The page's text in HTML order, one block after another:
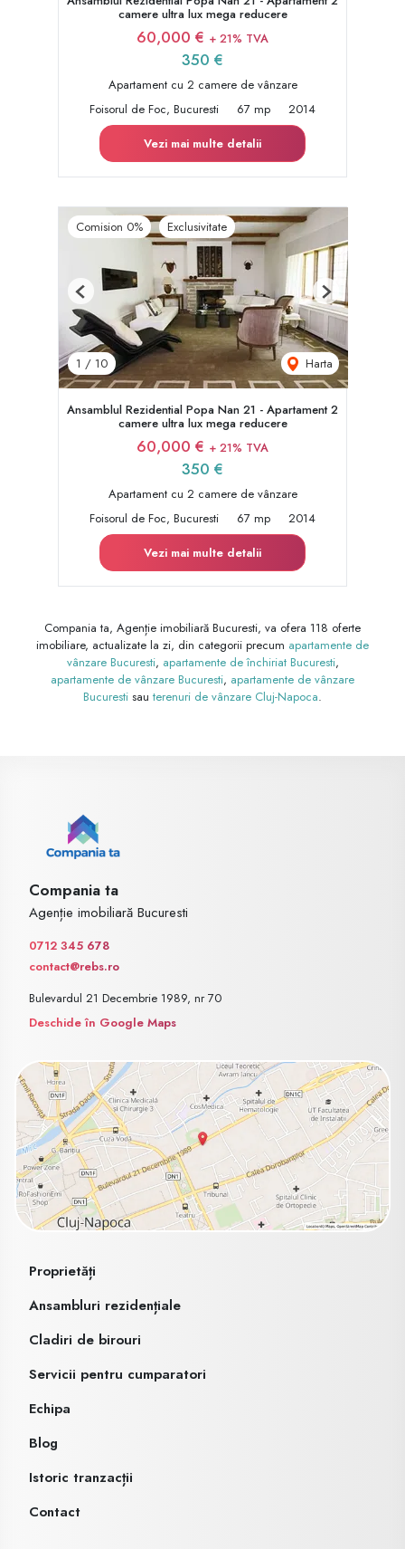
camere ultra lux mega reducere
60,000 € + 21% TVA
350 €
Apartament cu 2 camere de vânzare
Foisorul de Foc, Bucuresti
67 mp
2014
Vezi mai multe detalii
Comision 0% Exclusivitate
1 / 10 Harta
Previous Next
Ansamblul Rezidential Popa Nan 21 - Apartament 2
camere ultra lux mega reducere
60,000 € + 21% TVA
350 €
Apartament cu 2 camere de vânzare
Foisorul de Foc, Bucuresti
67 mp
2014
Vezi mai multe detalii
Compania ta, Agenție imobiliară Bucuresti, va ofera 118 oferte
imobiliare, actualizate la zi, din categorii precum apartamente de
vânzare Bucuresti, apartamente de închiriat Bucuresti,
apartamente de vânzare Bucuresti, apartamente de vânzare
Bucuresti sau terenuri de vânzare Cluj-Napoca.
Compania ta
Agenție imobiliară Bucuresti
0712 345 678
contact@rebs.ro
Bulevardul 21 Decembrie 1989, nr 70
Deschide în Google Maps
Proprietăți
Ansambluri rezidențiale
Cladiri de birouri
Servicii pentru cumparatori
Echipa
Blog
Istoric tranzacții
Contact